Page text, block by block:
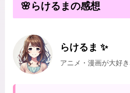
🌸らけるまの感想
らけるま ✨
アニメ・漫画が大好